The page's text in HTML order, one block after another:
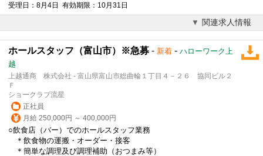
受理日：8月4日 有効期限：10月31日
関連求人情報
ホールスタッフ（富山市）※急募 - 新着 - ハローワーク上
越
上越通商 株式会社 - 富山県富山市総曲輪１丁目４－２６ 協同ビル２
Ｆ
ショークラブ流星
正社員
月給 250,000円 ～ 400,000円
○飲食店（バー）でのホールスタッフ業務
＊飲食物の運搬・オーダー・接客
＊簡単な調理及び調理補助 （おつまみ等）